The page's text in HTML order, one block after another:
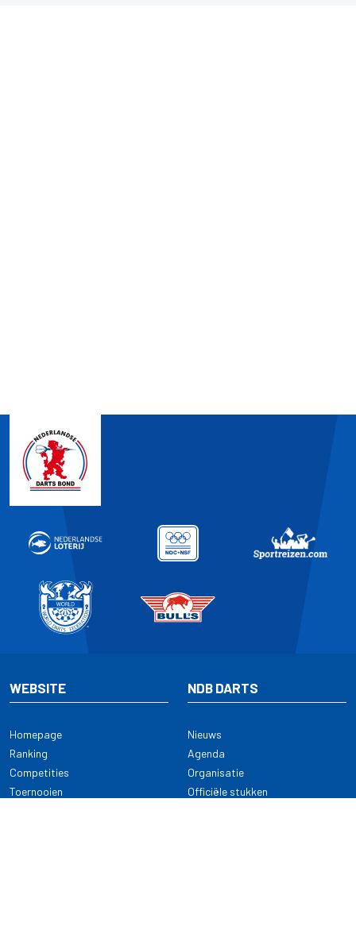
WEBSITE
Homepage
Ranking
Competities
Toernooien
NDB DARTS
Nieuws
Agenda
Organisatie
Officiële stukken